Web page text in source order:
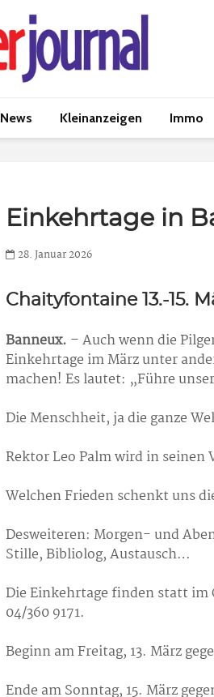
News Kleinanzeigen Immo
Einkehrtage in
28. Januar 2026
Chaityfontaine 13.-15.
Banneux. – Auch wenn die
Einkehrtage im März unter
machen! Es lautet: „Führe
Die Menschheit, ja die ganze
Rektor Leo Palm wird in
Welchen Frieden schenkt uns
Desweiteren: Morgen- und
Stille, Bibliolog, Austausch…
Die Einkehrtage finden statt im
04/360 9171.
Beginn am Freitag, 13. März
Ende am Sonntag, 15. März